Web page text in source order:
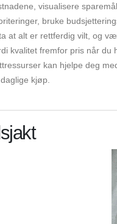
visualisere
bruke
at alt er rettferdig vilt, og
kvalitet fremfor pris når du
kan hjelpe deg
kjøp.